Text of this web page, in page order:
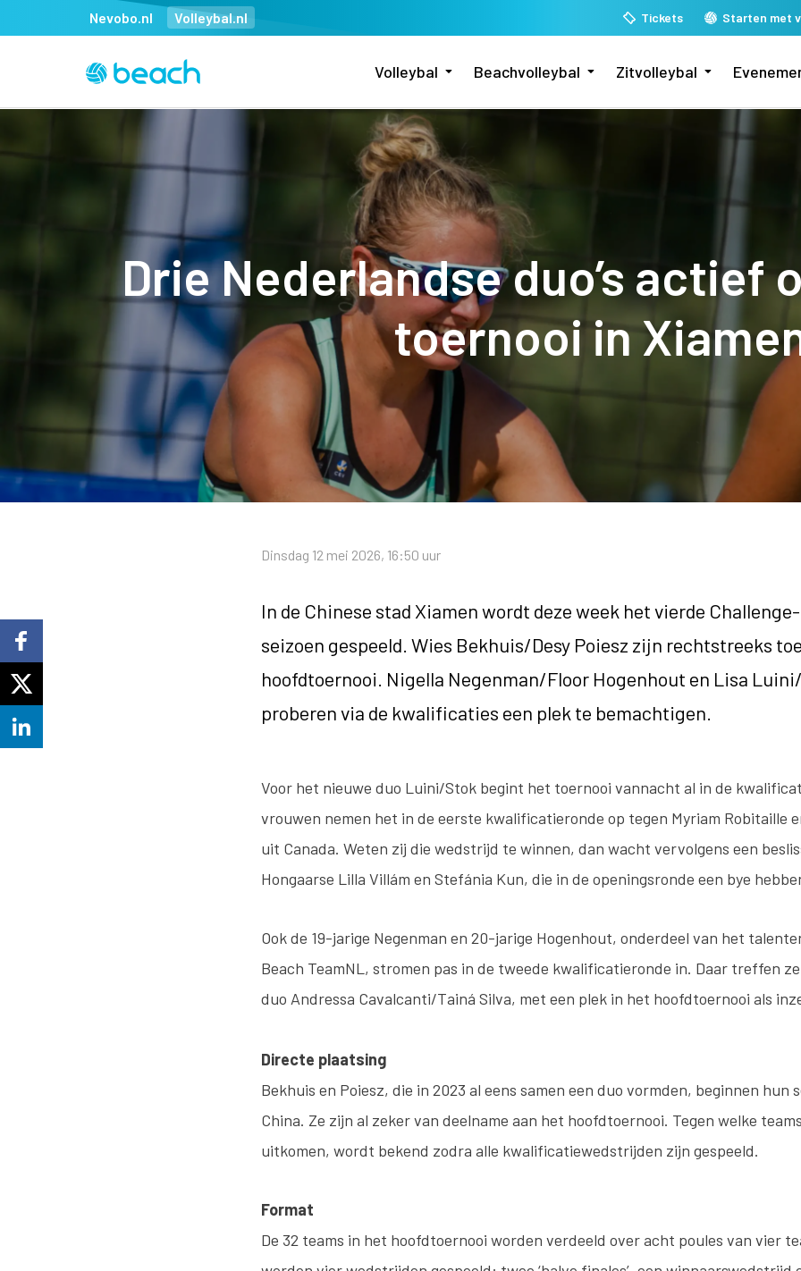
Nevobo.nl Volleybal.nl Tickets Starten met
Volleybal Beachvolleybal Zitvolleybal
Drie Nederlandse duo’s actief
toernooi in
Dinsdag 12 mei 2026, 16:50 uur
In de Chinese stad Xiamen wordt deze week het vierde
seizoen gespeeld. Wies Bekhuis/Desy Poiesz zijn rechtstreeks
hoofdtoernooi. Nigella Negenman/Floor Hogenhout en Lisa
proberen via de kwalificaties een plek te bemachtigen.
Voor het nieuwe duo Luini/Stok begint het toernooi vannacht al in de
vrouwen nemen het in de eerste kwalificatieronde op tegen Myriam Robitaille
uit Canada. Weten zij die wedstrijd te winnen, dan wacht vervolgens een
Hongaarse Lilla Villám en Stefánia Kun, die in de openingsronde een bye
Ook de 19-jarige Negenman en 20-jarige Hogenhout, onderdeel van het
Beach TeamNL, stromen pas in de tweede kwalificatieronde in. Daar treffen
duo Andressa Cavalcanti/Tainá Silva, met een plek in het hoofdtoernooi als
Directe plaatsing
Bekhuis en Poiesz, die in 2023 al eens samen een duo vormden, beginnen hun
China. Ze zijn al zeker van deelname aan het hoofdtoernooi. Tegen welke
uitkomen, wordt bekend zodra alle kwalificatiewedstrijden zijn gespeeld.
Format
De 32 teams in het hoofdtoernooi worden verdeeld over acht poules van vier